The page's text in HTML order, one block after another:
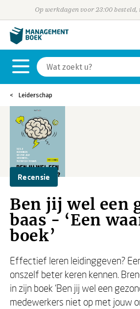
Op werkdagen voor 23:00
Leiderschap
Recensie
Ben jij wel een
baas - ‘Een
boek’
Effectief leren leidinggeven?
onszelf beter keren kennen.
in zijn boek ‘Ben jij wel een
medewerkers niet op met jouw